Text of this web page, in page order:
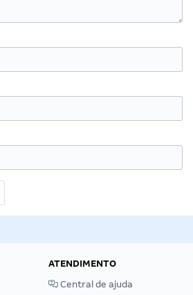
ATENDIMENTO
Central de ajuda